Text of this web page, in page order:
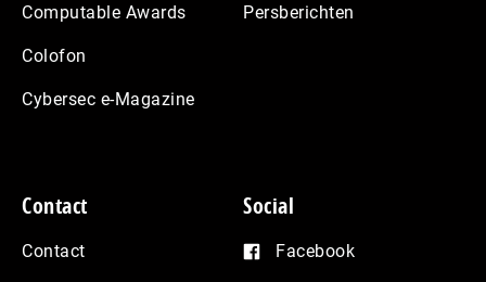
Computable Awards
Colofon
Cybersec e-Magazine
Persberichten
Contact
Contact
Social
Facebook